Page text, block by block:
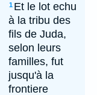
1 Et le lot echu
à la tribu des
fils de Juda,
selon leurs
familles, fut
jusqu'à la
frontiere